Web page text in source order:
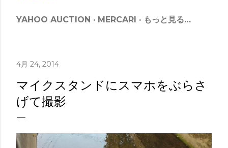
YAHOO AUCTION MERCARI もっと見る…
4月 24, 2014
マイクスタンドにスマホをぶらさ
げて撮影